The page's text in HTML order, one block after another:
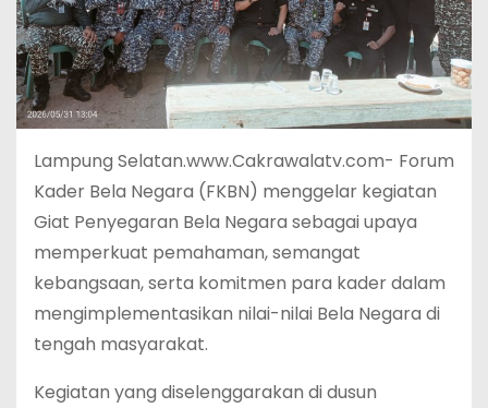
Lampung Selatan.www.Cakrawalatv.com- Forum
Kader Bela Negara (FKBN) menggelar kegiatan
Giat Penyegaran Bela Negara sebagai upaya
memperkuat pemahaman, semangat
kebangsaan, serta komitmen para kader dalam
mengimplementasikan nilai-nilai Bela Negara di
tengah masyarakat.
Kegiatan yang diselenggarakan di dusun